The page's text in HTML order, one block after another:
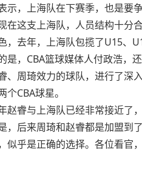
示，上海队在下赛季，也是要
在这支上海队，人员结构十分
，去年，上海队包揽了U15、
是，CBA篮球媒体人付政浩，
、周琦效力的球队，进行了深
个CBA球星。
赵睿与上海队已经非常接近了
，后来周琦和赵睿都是加盟到
似乎是正确的选择。各位看官